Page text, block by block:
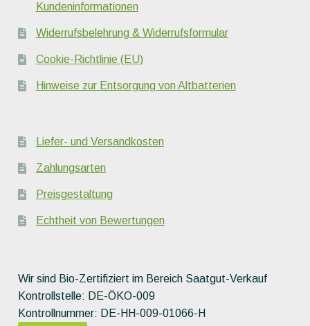
Kundeninformationen
Widerrufsbelehrung & Widerrufsformular
Cookie-Richtlinie (EU)
Hinweise zur Entsorgung von Altbatterien
Liefer- und Versandkosten
Zahlungsarten
Preisgestaltung
Echtheit von Bewertungen
Wir sind Bio-Zertifiziert im Bereich Saatgut-Verkauf
Kontrollstelle: DE-ÖKO-009
Kontrollnummer: DE-HH-009-01066-H